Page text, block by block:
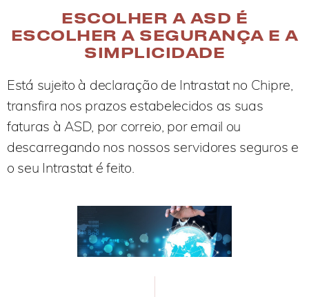
ESCOLHER A ASD É
ESCOLHER A SEGURANÇA E A
SIMPLICIDADE
Está sujeito à declaração de Intrastat no Chipre,
transfira nos prazos estabelecidos as suas
faturas à ASD, por correio, por email ou
descarregando nos nossos servidores seguros e
o seu Intrastat é feito.